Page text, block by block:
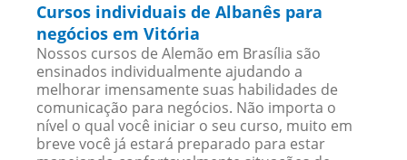
Cursos individuais de Albanês para
negócios em Vitória
Nossos cursos de Alemão em Brasília são
ensinados individualmente ajudando a
melhorar imensamente suas habilidades de
comunicação para negócios. Não importa o
nível o qual você iniciar o seu curso, muito em
breve você já estará preparado para estar